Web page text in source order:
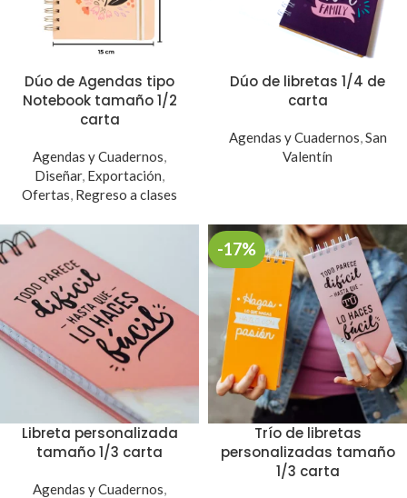
Dúo de Agendas tipo
Notebook tamaño 1/2
carta
Agendas y Cuadernos,
Diseñar, Exportación,
Ofertas, Regreso a clases
Dúo de libretas 1/4 de
carta
Agendas y Cuadernos,San
Valentín
Libreta personalizada
tamaño 1/3 carta
Agendas y Cuadernos,
-17%
Trío de libretas
personalizadas tamaño
1/3 carta